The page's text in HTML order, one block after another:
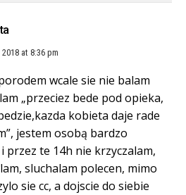
at 8:36 pm
wcale sie nie balam
„przeciez bede pod opieka,
kobieta daje rade
jestem osobą bardzo
przez te 14h nie krzyczalam,
sluchalam polecen, mimo
sie cc, a dojscie do siebie